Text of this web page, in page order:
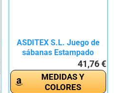
ASDITEX S.L. Juego de
sábanas Estampado
41,76 €
MEDIDAS Y
COLORES